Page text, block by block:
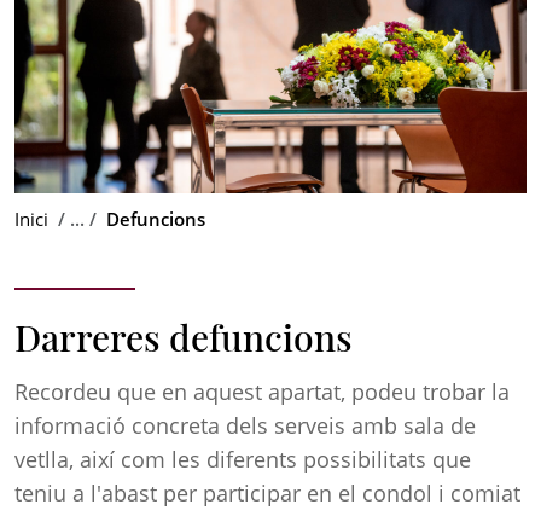
Inici Defuncions
Darreres defuncions
Recordeu que en aquest apartat, podeu trobar la
informació concreta dels serveis amb sala de
vetlla, així com les diferents possibilitats que
teniu a l'abast per participar en el condol i comiat